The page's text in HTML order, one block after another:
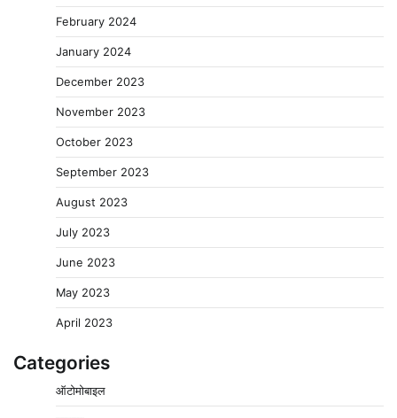
February 2024
January 2024
December 2023
November 2023
October 2023
September 2023
August 2023
July 2023
June 2023
May 2023
April 2023
Categories
ऑटोमोबाइल